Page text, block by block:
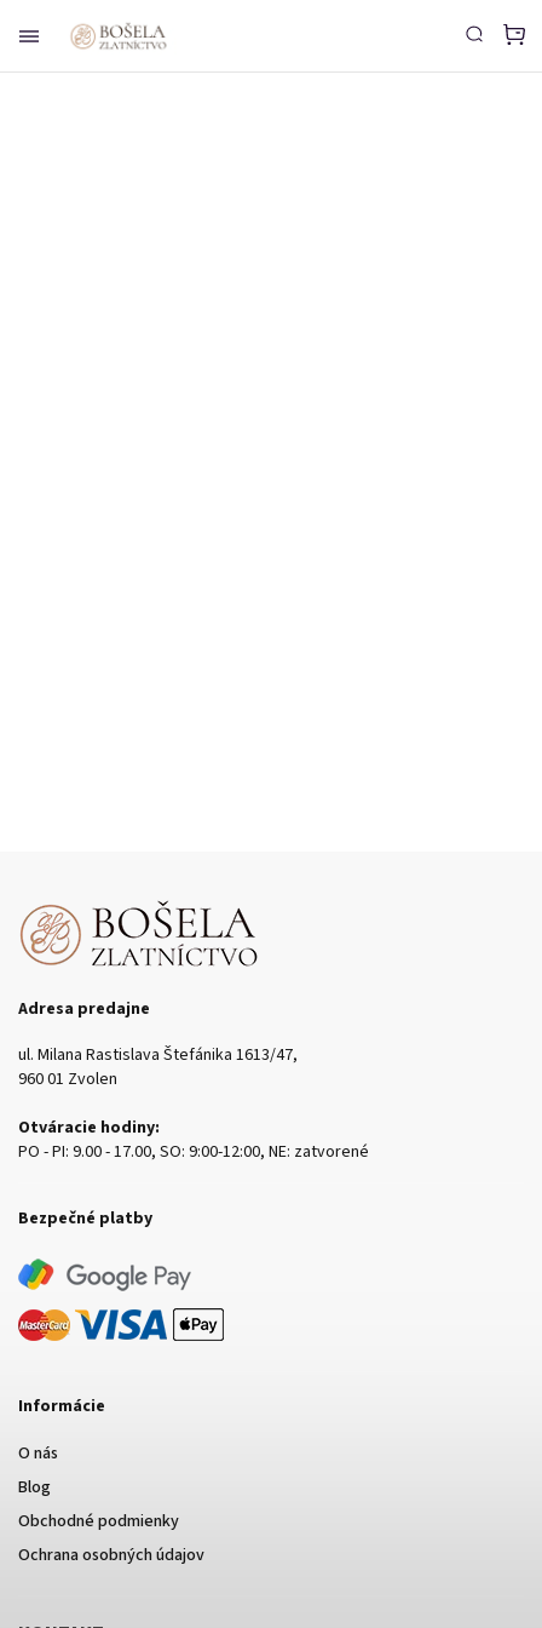
Adresa predajne
ul. Milana Rastislava Štefánika 1613/47,
960 01 Zvolen
Otváracie hodiny:
PO - PI: 9.00 - 17.00, SO: 9:00-12:00, NE: zatvorené
Bezpečné platby
Informácie
O nás
Blog
Obchodné podmienky
Ochrana osobných údajov